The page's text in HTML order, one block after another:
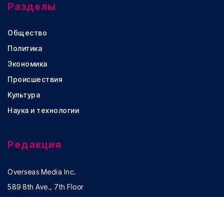
Разделы
Общество
Политика
Экономика
Происшествия
Культура
Наука и технологии
Редакция
Overseas Media Inc.
589 8th Ave., 7th Floor